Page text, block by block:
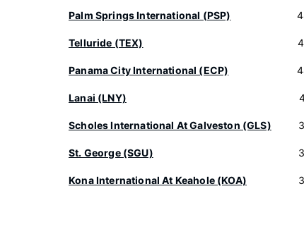
Palm Springs International (PSP)
Telluride (TEX)
Panama City International (ECP)
Lanai (LNY)
Scholes International At Galveston (GLS)
St. George (SGU)
Kona International At Keahole (KOA)